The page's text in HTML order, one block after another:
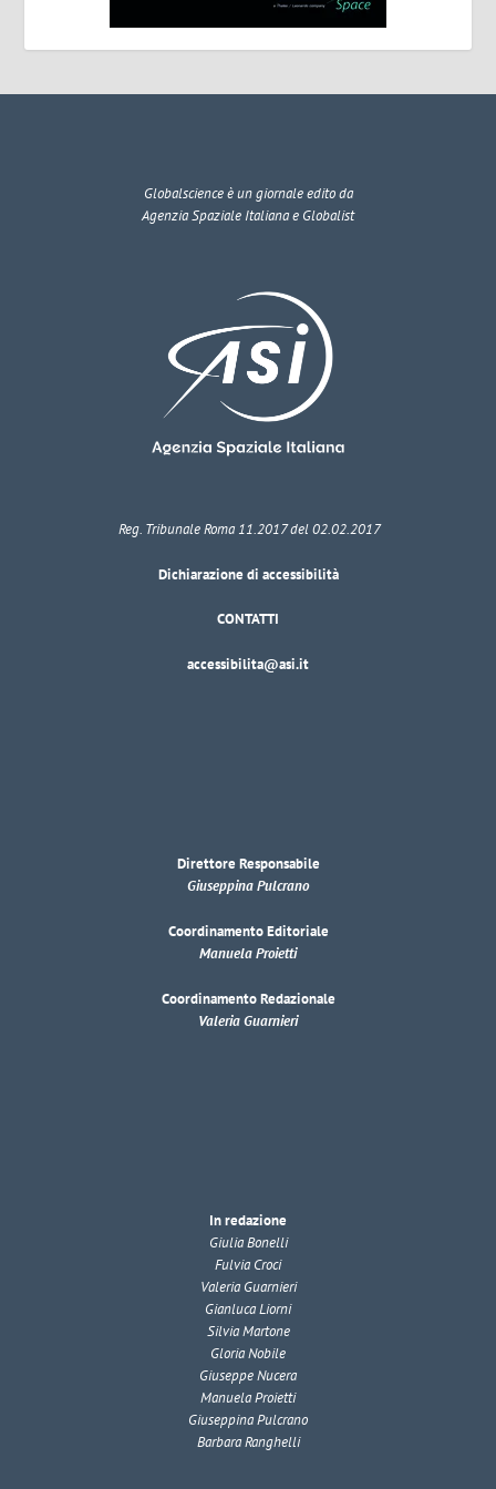
Globalscienceè un giornale edito da
Agenzia Spaziale Italiana e Globalist
Reg. Tribunale Roma 11.2017 del 02.02.2017
Dichiarazione di accessibilità
CONTATTI
accessibilita@asi.it
Direttore Responsabile
Giuseppina Pulcrano
Coordinamento Editoriale
Manuela Proietti
Coordinamento Redazionale
Valeria Guarnieri
In redazione
Giulia Bonelli
Fulvia Croci
Valeria Guarnieri
Gianluca Liorni
Silvia Martone
Gloria Nobile
Giuseppe Nucera
Manuela Proietti
Giuseppina Pulcrano
Barbara Ranghelli